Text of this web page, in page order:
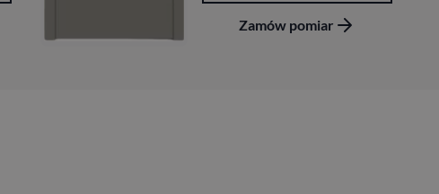
Zamów pomiar